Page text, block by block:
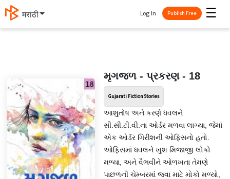
मराठी ☰
Log In Publish Free
મૃગજળ - પ્રકરણ - 18
Gujarati Fiction Stories
આશુતોષ અને કરણે ધવલને
સી.સી.ટી.વી.ના ઓર્ડર મળવા લાગ્યા, જેમાં
એક ઓર્ડર ગિરીશની ઓફિસનો હતો.
ઓફિસમાં ધવલને ખુશ મિજાજી લોકો
મળ્યા, અને વૈભવીને ઓળખતા તેમણે
પાછળની ચેમ્બરમાં જવા માટે મોકો મળ્યો,